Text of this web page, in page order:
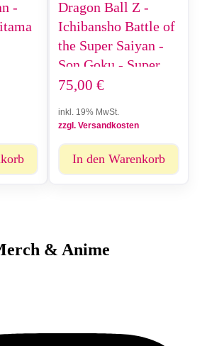
-
Dragon Ball Z -
Ichibansho Battle of
the Super Saiyan -
Son Goku - Super
Saiyan - 19cm
75,00 €
inkl. 19% MwSt.
zzgl. Versandkosten
In den Warenkorb
& Anime